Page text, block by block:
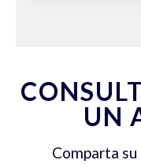
UN
Comparta